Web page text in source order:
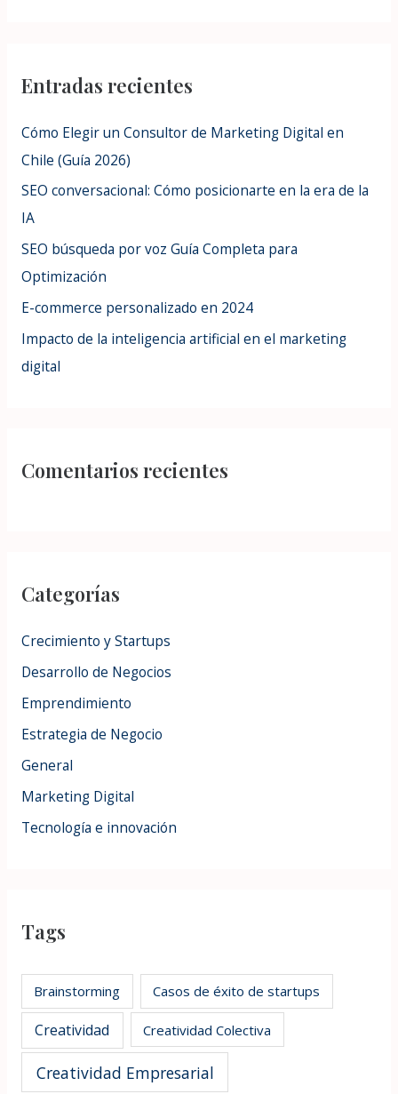
c
f
o
r
:
Entradas recientes
Cómo Elegir un Consultor de Marketing Digital en
Chile (Guía 2026)
SEO conversacional: Cómo posicionarte en la era de la
IA
SEO búsqueda por voz Guía Completa para
Optimización
E-commerce personalizado en 2024
Impacto de la inteligencia artificial en el marketing
digital
Comentarios recientes
Categorías
Crecimiento y Startups
Desarrollo de Negocios
Emprendimiento
Estrategia de Negocio
General
Marketing Digital
Tecnología e innovación
Tags
Brainstorming Casos de éxito de startups
Creatividad Creatividad Colectiva
Creatividad Empresarial